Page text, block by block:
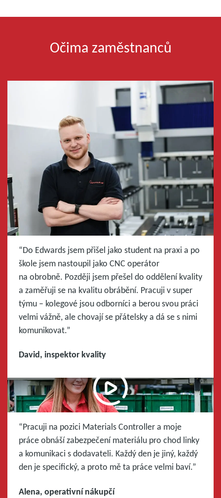
Očima zaměstnanců
“Do Edwards jsem přišel jako student na praxi a po
škole jsem nastoupil jako CNC operátor
na obrobně. Později jsem přešel do oddělení kvality
a zaměřuji se na kvalitu obrábění. Pracuji v super
týmu – kolegové jsou odborníci a berou svou práci
velmi vážně, ale chovají se přátelsky a dá se s nimi
komunikovat.”
David, inspektor kvality
“Pracuji na pozici Materials Controller a moje
práce obnáší zabezpečení materiálu pro chod linky
a komunikaci s dodavateli. Každý den je jiný, každý
den je specifický, a proto mě ta práce velmi baví.”
Alena, operativní nákupčí